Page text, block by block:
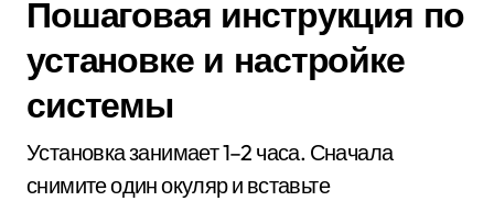
Пошаговая инструкция по
установке и настройке
системы
Установка занимает 1–2 часа. Сначала
снимите один окуляр и вставьте